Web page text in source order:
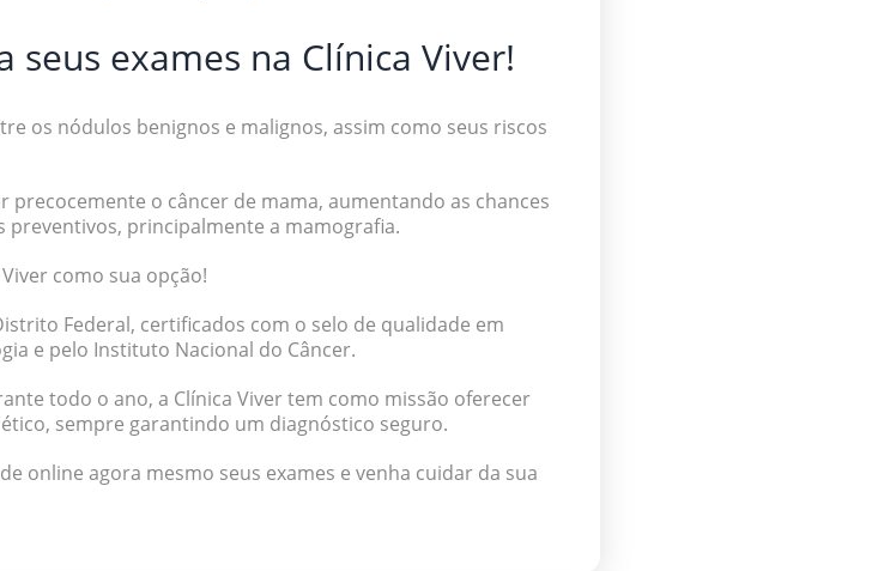
seus exames na Clínica Viver!
os nódulos benignos e malignos, assim como seus riscos
precocemente o câncer de mama, aumentando as chances
preventivos, principalmente a mamografia.
como sua opção!
Federal, certificados com o selo de qualidade em
e pelo Instituto Nacional do Câncer.
todo o ano, a Clínica Viver tem como missão oferecer
sempre garantindo um diagnóstico seguro.
online agora mesmo seus exames e venha cuidar da sua